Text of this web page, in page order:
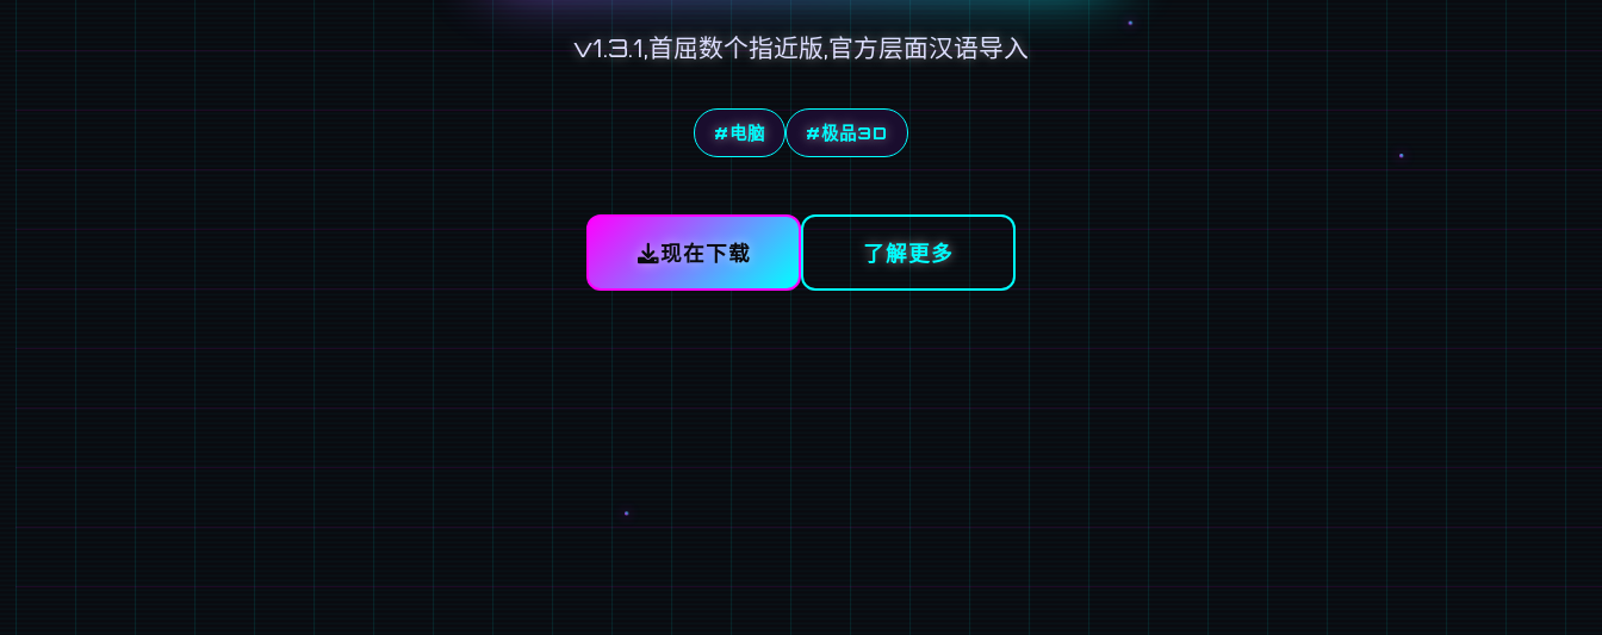
v1.3.1,首屈数个指近版,官方层面汉语导入
#电脑 #极品3D
现在下载 了解更多